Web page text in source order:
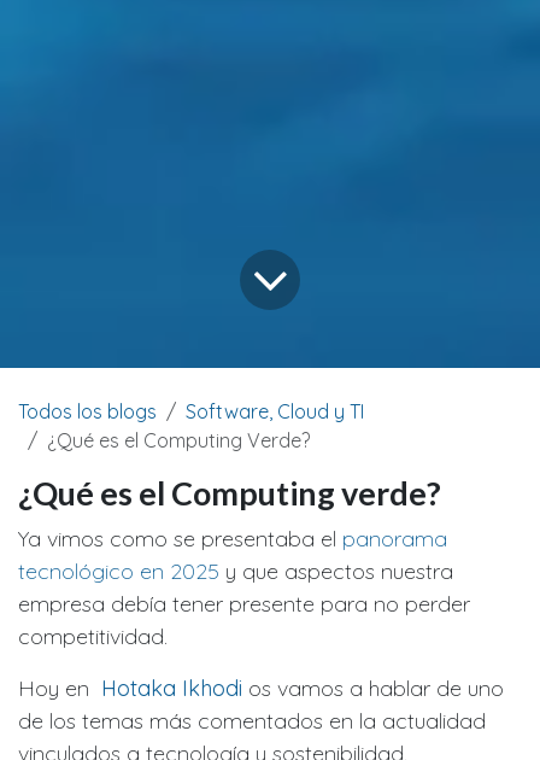
Todos los blogs
Software, Cloud y TI
¿Qué es el Computing Verde?
¿Qué es el Computing verde?
Ya vimos como se presentaba el panorama
tecnológico en 2025 y que aspectos nuestra
empresa debía tener presente para no perder
competitividad.
Hoy en Hotaka Ikhodi os vamos a hablar de uno
de los temas más comentados en la actualidad
vinculados a tecnología y sostenibilidad.